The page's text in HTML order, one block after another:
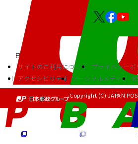
サイトのご利用について
プライバシーポ
アクセシビリティ
ソーシャルメディア
Copyright (C) JAPAN